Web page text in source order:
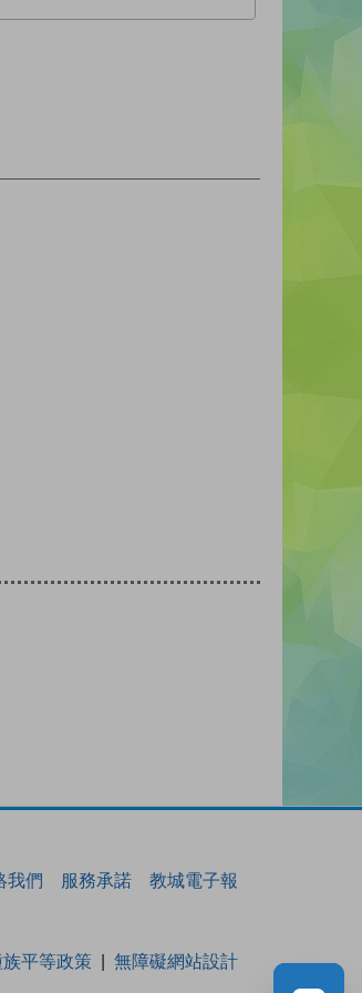
我們 服務承諾 教城電子報
平等政策 無障礙網站設計